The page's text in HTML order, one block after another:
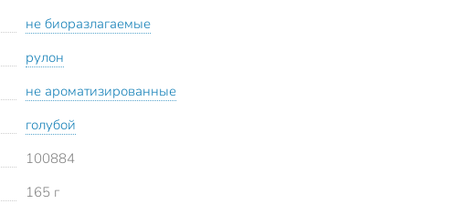
не биоразлагаемые
рулон
не ароматизированные
голубой
100884
165 г